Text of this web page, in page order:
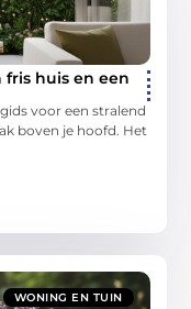
huis en een
voor een stralend
boven je hoofd. Het
WONING EN TUIN